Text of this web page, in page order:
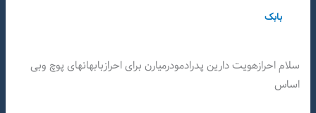
بابک
سلام احرازهویت دارین پدرادمودرمیارن برای احرازبابهانهای پوچ وبی
اساس